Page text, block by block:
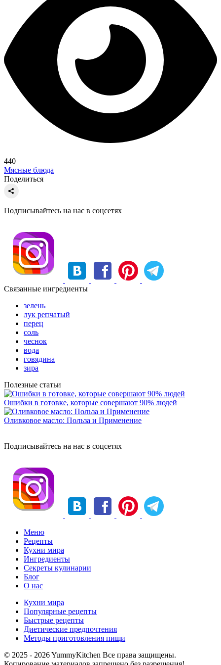
440
Мясные блюда
Поделиться
Подписывайтесь на нас в соцсетях
Связанные ингредиенты
зелень
лук репчатый
перец
соль
чеснок
вода
говядина
зира
Полезные статьи
Ошибки в готовке, которые совершают 90% людей
Оливковое масло: Польза и Применение
Подписывайтесь на нас в соцсетях
Меню
Рецепты
Кухни мира
Ингредиенты
Секреты кулинарии
Блог
О нас
Кухни мира
Популярные рецепты
Быстрые рецепты
Диетические предпочтения
Методы приготовления пищи
© 2025 - 2026 YummyKitchen Все права защищены.